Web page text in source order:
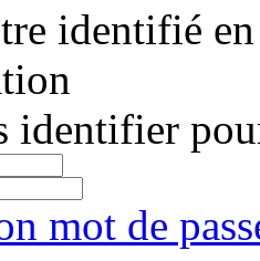
identifié
identifier
mot de